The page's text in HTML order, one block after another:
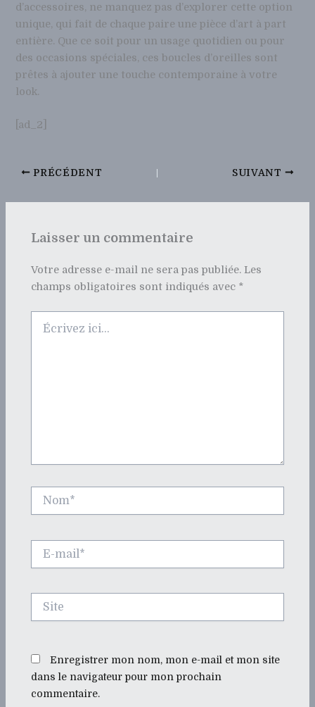
d’accessoires, ne manquez pas d’explorer cette option
unique, qui fait de chaque paire une pièce d’art à part
entière. Que ce soit pour un usage quotidien ou pour
des occasions spéciales, ces boucles d’oreilles sont
prêtes à ajouter une touche contemporaine à votre
look.
[ad_2]
PRÉCÉDENT SUIVANT
Laisser un commentaire
Votre adresse e-mail ne sera pas publiée. Les
champs obligatoires sont indiqués avec *
ici…
Nom*
mail*
Site
Enregistrer mon nom, mon e-mail et mon site
dans le navigateur pour mon prochain
commentaire.